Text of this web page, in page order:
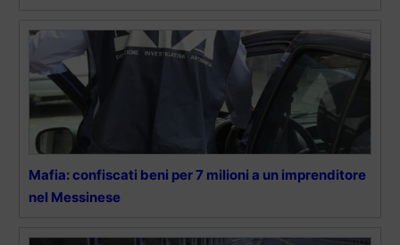
Mafia: confiscati beni per 7 milioni a un imprenditore
nel Messinese